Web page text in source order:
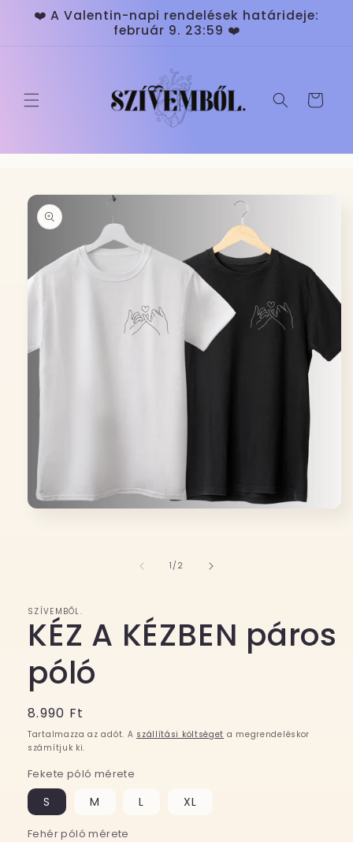
Ugrás a
tartalomhoz
❤️ A Valentin-napi rendelések határideje:
február 9. 23:59 ❤️
Kosár
a
1 //2
SZÍVEMBŐL.
KÉZ A KÉZBEN páros
póló
Normál
ár
8.990 Ft
Tartalmazza az adót. A szállítási költséget a megrendeléskor
számítjuk ki.
Fekete póló mérete
S M L XL
Fehér póló mérete